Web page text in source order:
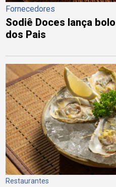
Fornecedores
Sodiê Doces lança
dos Pais
Restaurantes